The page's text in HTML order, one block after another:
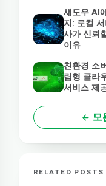
섀도우 AI
지: 로컬
사가 신뢰
이유
친환경 소
립형 클라
서비스 제
모
RELATED POSTS